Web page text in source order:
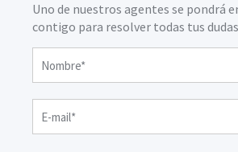
Uno de nuestros agentes se pondrá
contigo para resolver todas tus